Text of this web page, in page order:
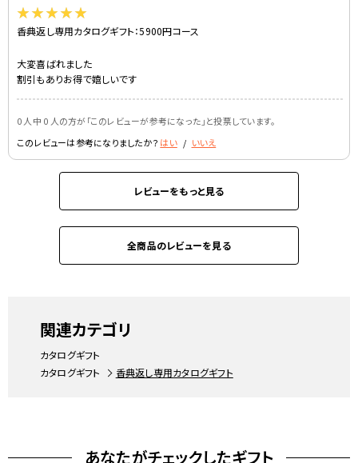
香典返し専用カタログギフト：5900円コース
大変喜ばれました
割引もありお得で嬉しいです
0 人中 0 人の方が｢このレビューが参考になった｣と投票しています。
このレビューは参考になりましたか？ はい/ いいえ
レビューをもっと見る
全商品のレビューを見る
関連カテゴリ
カタログギフト
カタログギフト
香典返し専用カタログギフト
あなたがチェックしたギフト